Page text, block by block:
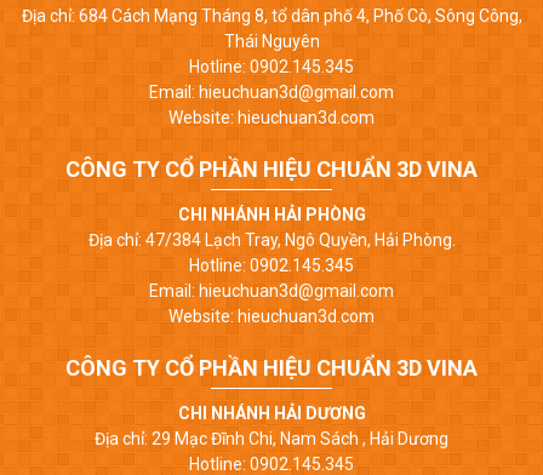
Địa chỉ: 684 Cách Mạng Tháng 8, tổ dân phố 4, Phố Cò, Sông Công,
Thái Nguyên
Hotline: 0902.145.345
Email: hieuchuan3d@gmail.com
Website: hieuchuan3d.com
CÔNG TY CỔ PHẦN HIỆU CHUẨN 3D VINA
CHI NHÁNH HẢI PHÒNG
Địa chỉ: 47/384 Lạch Tray, Ngô Quyền, Hải Phòng.
Hotline: 0902.145.345
Email: hieuchuan3d@gmail.com
Website: hieuchuan3d.com
CÔNG TY CỔ PHẦN HIỆU CHUẨN 3D VINA
CHI NHÁNH HẢI DƯƠNG
Địa chỉ: 29 Mạc Đĩnh Chi, Nam Sách , Hải Dương
Hotline: 0902.145.345